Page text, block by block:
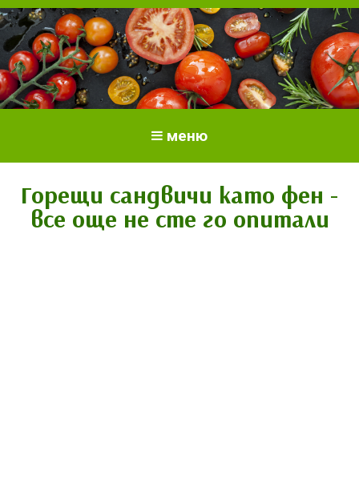
Отглеждане на домати.
Сортове и разсад.
меню
Горещи сандвичи като фен -
все още не сте го опитали